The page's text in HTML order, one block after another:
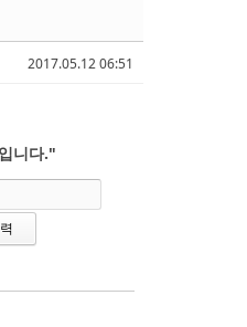
2017.05.12 06:51
니다."
스케치북5
스케치북5
스케치북5
스케치북5